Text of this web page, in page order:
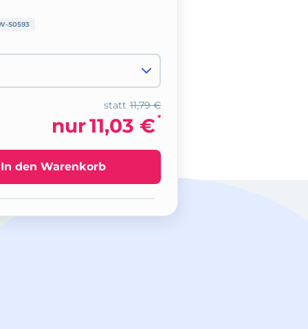
50593
11,79 €
statt
nur11,03 € *
In den Warenkorb